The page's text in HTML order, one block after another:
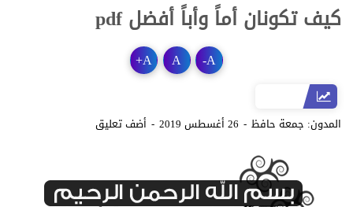
كيف تكونان أماً وأباً أفضل pdf
A
-
A
A
+
المدون: جمعة حافظ 26 أغسطس 2019 أضف تعليق